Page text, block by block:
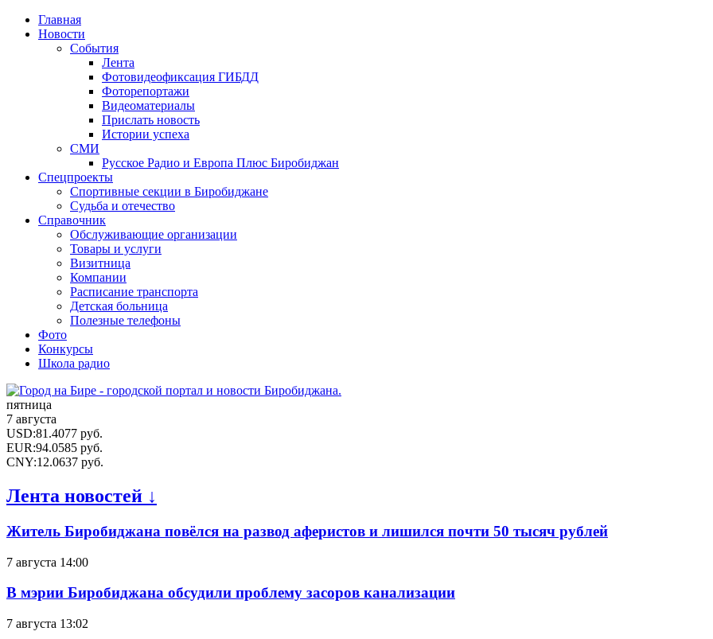
Главная
Новости
События
Лента
Фотовидеофиксация ГИБДД
Фоторепортажи
Видеоматериалы
Прислать новость
Истории успеха
СМИ
Русское Радио и Европа Плюс Биробиджан
Спецпроекты
Спортивные секции в Биробиджане
Судьба и отечество
Справочник
Обслуживающие организации
Товары и услуги
Визитница
Компании
Расписание транспорта
Детская больница
Полезные телефоны
Фото
Конкурсы
Школа радио
пятница
7 августа
USD:81.4077 руб.
EUR:94.0585 руб.
CNY:12.0637 руб.
Лента новостей ↓
Житель Биробиджана повёлся на развод аферистов и лишился почти 50 тысяч рублей
7 августа 14:00
В мэрии Биробиджана обсудили проблему засоров канализации
7 августа 13:02